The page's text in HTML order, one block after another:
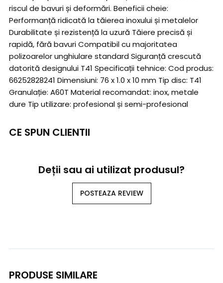
riscul de bavuri și deformări. Beneficii cheie:
Performanță ridicată la tăierea inoxului și metalelor
Durabilitate și rezistență la uzură Tăiere precisă și
rapidă, fără bavuri Compatibil cu majoritatea
polizoarelor unghiulare standard Siguranță crescută
datorită designului T41 Specificații tehnice: Cod produs:
66252828241 Dimensiuni: 76 x 1.0 x 10 mm Tip disc: T41
Granulație: A60T Material recomandat: inox, metale
dure Tip utilizare: profesional și semi-profesional
CE SPUN CLIENTII
Deții sau ai utilizat produsul?
POSTEAZA REVIEW
PRODUSE SIMILARE